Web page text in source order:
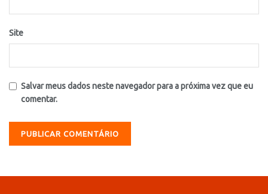
Site
Salvar meus dados neste navegador para a próxima vez que eu
comentar.